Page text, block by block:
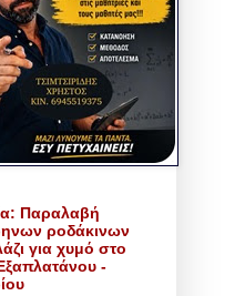
Παραλαβή
ροδάκινων
για χυμό στο
-